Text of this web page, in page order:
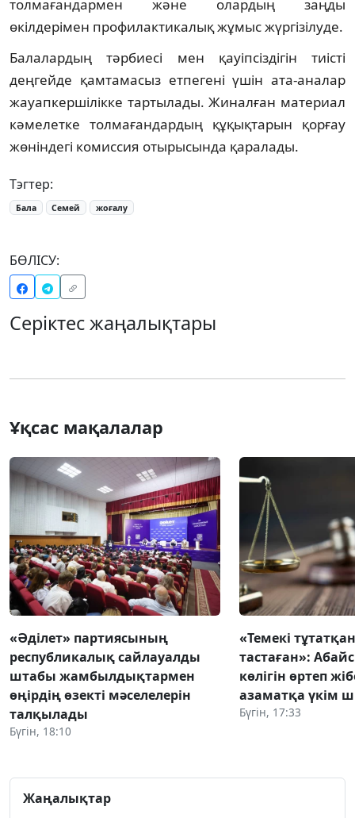
толмағандармен және олардың заңды
өкілдерімен профилактикалық жұмыс жүргізілуде.
Балалардың тәрбиесі мен қауіпсіздігін тиісті
деңгейде қамтамасыз етпегені үшін ата-аналар
жауапкершілікке тартылады. Жиналған материал
кәмелетке толмағандардың құқықтарын қорғау
жөніндегі комиссия отырысында қаралады.
Тэгтер:
Бала Семей жоғалу
БӨЛІСУ:
Серіктес жаңалықтары
Ұқсас мақалалар
«Әділет» партиясының
республикалық сайлауалды
штабы жамбылдықтармен
өңірдің өзекті мәселелерін
талқылады
Бүгін, 18:10
«Темекі тұтатқан
тастаған»:
көлігін өртеп
азаматқа үкім
Бүгін, 17:33
Жаңалықтар